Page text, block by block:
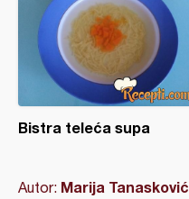
Bistra teleća supa
Autor: Marija Tanasković